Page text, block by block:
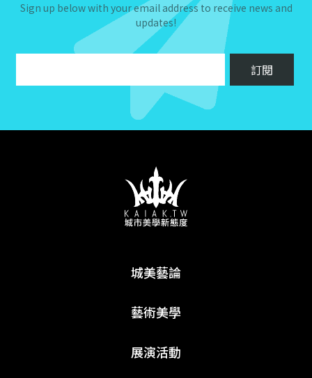
Sign up below with your email address to receive news and
updates!
城美藝論
藝術美學
展演活動